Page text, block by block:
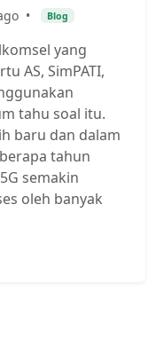
• Blog
yang
AS, SimPATI,
tahu soal itu.
baru dan dalam
tahun
semakin
oleh banyak